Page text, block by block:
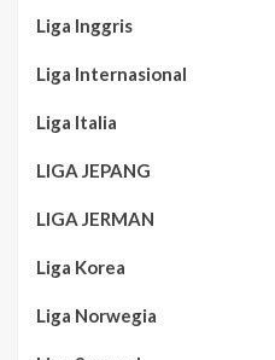
Liga Inggris
Liga Internasional
Liga Italia
LIGA JEPANG
LIGA JERMAN
Liga Korea
Liga Norwegia